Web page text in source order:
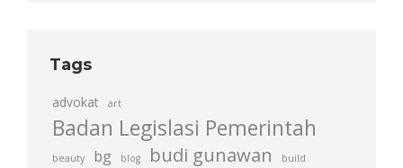
Tags
advokat art
Badan Legislasi Pemerintah
beauty bg blog budi gunawan build